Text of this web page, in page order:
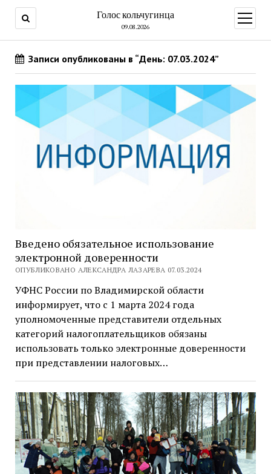
Голос кольчугинца
09.08.2026
меню
Записи опубликованы в “День: 07.03.2024”
Введено обязательное использование
электронной доверенности
ОПУБЛИКОВАНО АЛЕКСАНДРА ЛАЗАРЕВА 07.03.2024
УФНС России по Владимирской области
информирует, что с 1 марта 2024 года
уполномоченные представители отдельных
категорий налогоплательщиков обязаны
использовать только электронные доверенности
при представлении налоговых…